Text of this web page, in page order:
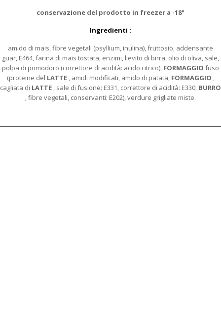
conservazione del prodotto in freezer a -18°
Ingredienti :
amido di mais, fibre vegetali (psyllium, inulina), fruttosio, addensante
guar, E464, farina di mais tostata, enzimi, lievito di birra, olio di oliva, sale,
polpa di pomodoro (correttore di acidità: acido citrico), FORMAGGIO fuso
(proteine del LATTE, amidi modificati, amido di patata, FORMAGGIO ,
cagliata di LATTE , sale di fusione: E331, correttore di acidità: E330, BURRO
, fibre vegetali, conservanti: E202), verdure grigliate miste.